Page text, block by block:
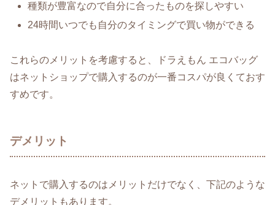
種類が豊富なので自分に合ったものを探しやすい
24時間いつでも自分のタイミングで買い物ができる
これらのメリットを考慮すると、ドラえもん エコバッグ
はネットショップで購入するのが一番コスパが良くておす
すめです。
デメリット
ネットで購入するのはメリットだけでなく、下記のような
デメリットもあります。